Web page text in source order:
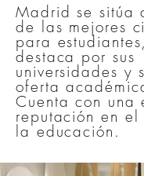
Madrid se sitúa
de las mejores
para
destaca por sus
universidades y
oferta
Cuenta con una
reputación en el
la educación.